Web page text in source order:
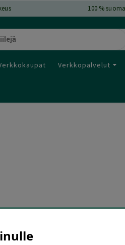
100 %
Verkkopalvelut